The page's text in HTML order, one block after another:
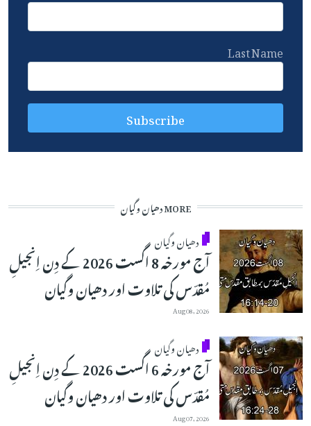
Last Name
MORE دھیان وگیان
دھیان وگیان
آج مورخہ 8 اگست 2026 کے دِن اِنجیلِ
مُقدّس کی تلاوت اور دھیان وگیان
Aug 08, 2026
دھیان وگیان
آج مورخہ 6 اگست 2026 کے دِن اِنجیلِ
مُقدّس کی تلاوت اور دھیان وگیان
Aug 07, 2026